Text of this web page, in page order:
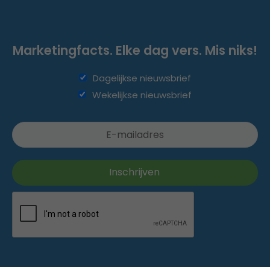
Marketingfacts. Elke dag vers. Mis niks!
Dagelijkse nieuwsbrief
Wekelijkse nieuwsbrief